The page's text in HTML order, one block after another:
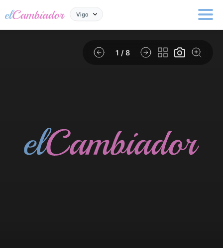
Vigo
1 / 8